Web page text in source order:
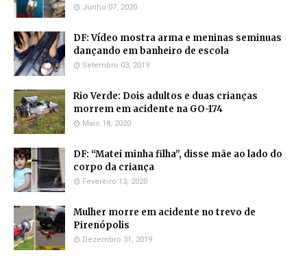
Junho 07, 2020
DF: Vídeo mostra arma e meninas seminuas
dançando em banheiro de escola
Setembro 03, 2019
Rio Verde: Dois adultos e duas crianças
morrem em acidente na GO-174
Maio 18, 2020
DF: “Matei minha filha”, disse mãe ao lado do
corpo da criança
Fevereiro 13, 2020
Mulher morre em acidente no trevo de
Pirenópolis
Dezembro 31, 2019